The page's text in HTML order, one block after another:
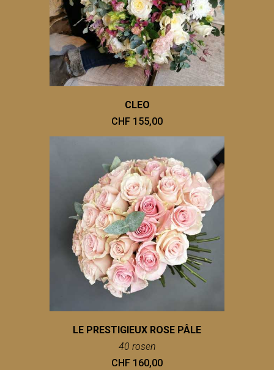
CLEO
CHF 155,00
LE PRESTIGIEUX ROSE PÂLE
40 rosen
CHF 160,00